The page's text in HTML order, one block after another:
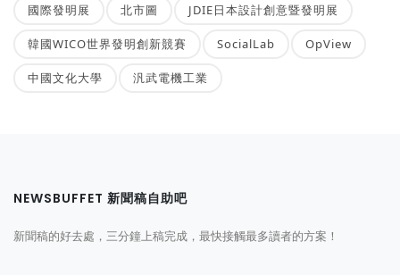
國際發明展 北市圖 JDIE日本設計創意暨發明展
韓國WICO世界發明創新競賽 SocialLab OpView
中國文化大學 汎武電機工業
NEWSBUFFET 新聞稿自助吧
新聞稿的好去處，三分鐘上稿完成，最快接觸最多讀者的方案！